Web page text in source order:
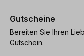
Gutscheine
Bereiten Sie Ihren
Gutschein.